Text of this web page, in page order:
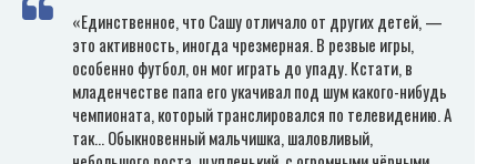
«Единственное, что Сашу отличало от других детей, —
это активность, иногда чрезмерная. В резвые игры,
особенно футбол, он мог играть до упаду. Кстати, в
младенчестве папа его укачивал под шум какого-нибудь
чемпионата, который транслировался по телевидению. А
так… Обыкновенный мальчишка, шаловливый,